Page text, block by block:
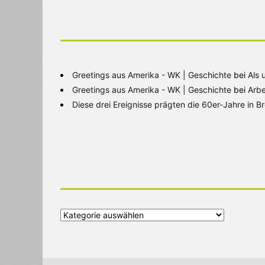
Greetings aus Amerika - WK | Geschichte bei Als
Greetings aus Amerika - WK | Geschichte bei
Diese drei Ereignisse prägten die 60er-Jahre in
Alle